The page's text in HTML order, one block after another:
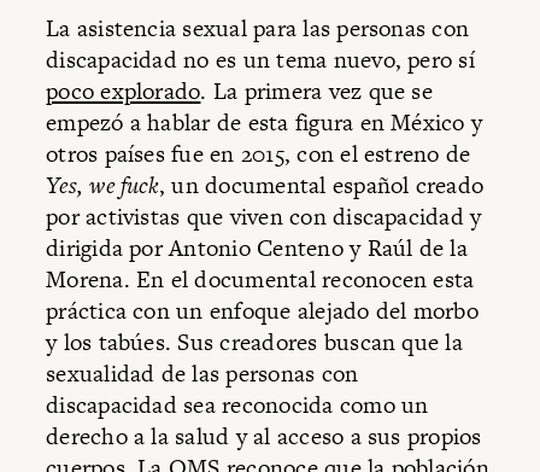
La asistencia sexual para las personas con
discapacidad no es un tema nuevo, pero sí
poco explorado. La primera vez que se
empezó a hablar de esta figura en México y
otros países fue en 2015, con el estreno de
Yes, we fuck, un documental español creado
por activistas que viven con discapacidad y
dirigida por Antonio Centeno y Raúl de la
Morena. En el documental reconocen esta
práctica con un enfoque alejado del morbo
y los tabúes. Sus creadores buscan que la
sexualidad de las personas con
discapacidad sea reconocida como un
derecho a la salud y al acceso a sus propios